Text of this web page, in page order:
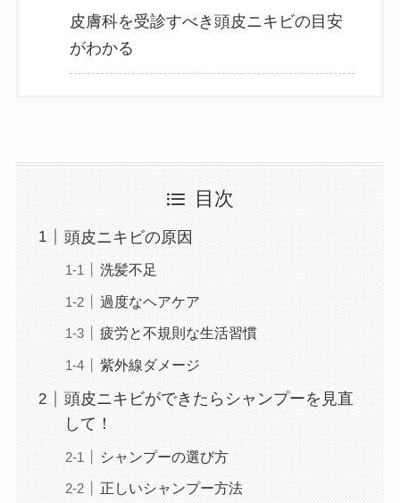
皮膚科を受診すべき頭皮ニキビの目安
がわかる
目次
頭皮ニキビの原因
洗髪不足
過度なヘアケア
疲労と不規則な生活習慣
紫外線ダメージ
頭皮ニキビができたらシャンプーを見直
して！
シャンプーの選び方
正しいシャンプー方法